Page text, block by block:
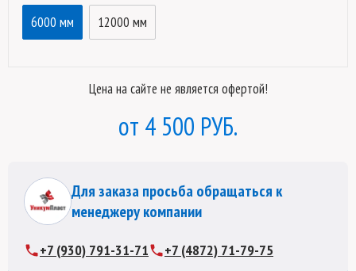
6000 мм 12000 мм
Цена на сайте не является офертой!
4 500 РУБ.
Для заказа просьба обращаться к
менеджеру компании
+7 (930) 791-31-71 +7 (4872) 71-79-75